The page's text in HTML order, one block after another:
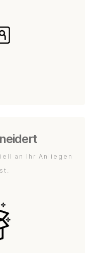
an Ihr Anliegen